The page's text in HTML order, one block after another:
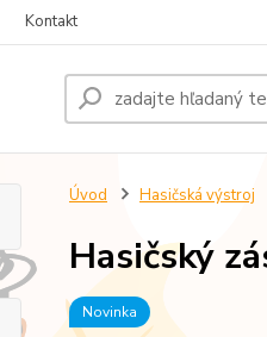
Kontakt
Úvod Hasičská výstroj
Hasičský
Novinka